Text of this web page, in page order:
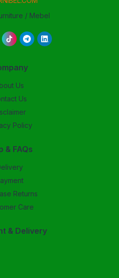
/ Mebel
Us
Us
Policy
& FAQs
Returns
Care
& Delivery